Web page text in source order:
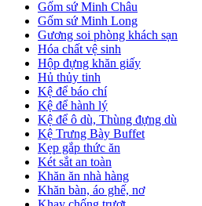
Gốm sứ Minh Châu
Gốm sứ Minh Long
Gương soi phòng khách sạn
Hóa chất vệ sinh
Hộp đựng khăn giấy
Hủ thủy tinh
Kệ để báo chí
Kệ để hành lý
Kệ để ô dù, Thùng đựng dù
Kệ Trưng Bày Buffet
Kẹp gắp thức ăn
Két sắt an toàn
Khăn ăn nhà hàng
Khăn bàn, áo ghế, nơ